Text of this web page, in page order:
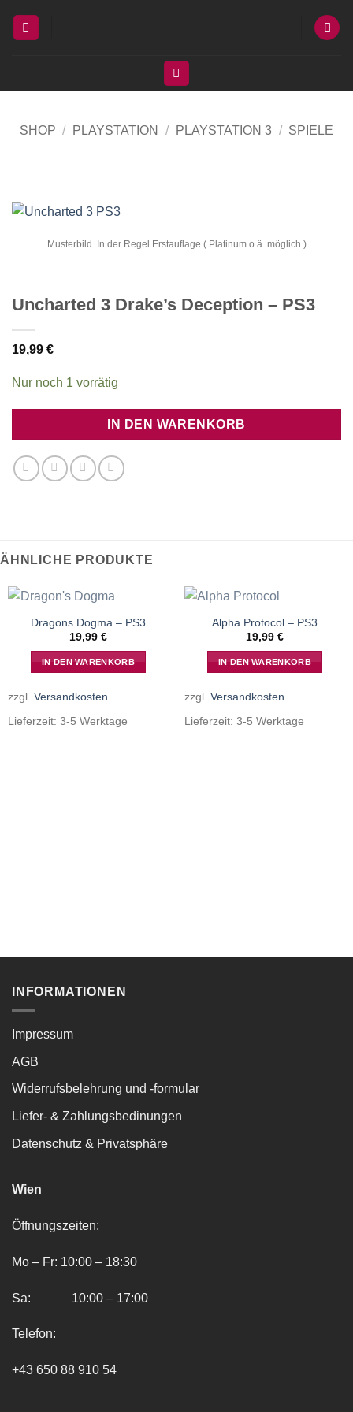
Inhalt
SHOP / PLAYSTATION / PLAYSTATION 3 / SPIELE
Musterbild. In der Regel Erstauflage ( Platinum o.ä. möglich )
Uncharted 3 Drake’s Deception – PS3
19,99 €
Nur noch 1 vorrätig
IN DEN WARENKORB
ÄHNLICHE PRODUKTE
Dragons Dogma – PS3
19,99 €
IN DEN WARENKORB
zzgl. Versandkosten
Lieferzeit: 3-5 Werktage
Alpha Protocol – PS3
19,99 €
IN DEN WARENKORB
zzgl. Versandkosten
Lieferzeit: 3-5 Werktage
INFORMATIONEN
Impressum
AGB
Widerrufsbelehrung und -formular
Liefer- & Zahlungsbedinungen
Datenschutz & Privatsphäre
Wien
Öffnungszeiten:
Mo – Fr: 10:00 – 18:30
Sa: 10:00 – 17:00
Telefon:
+43 650 88 910 54